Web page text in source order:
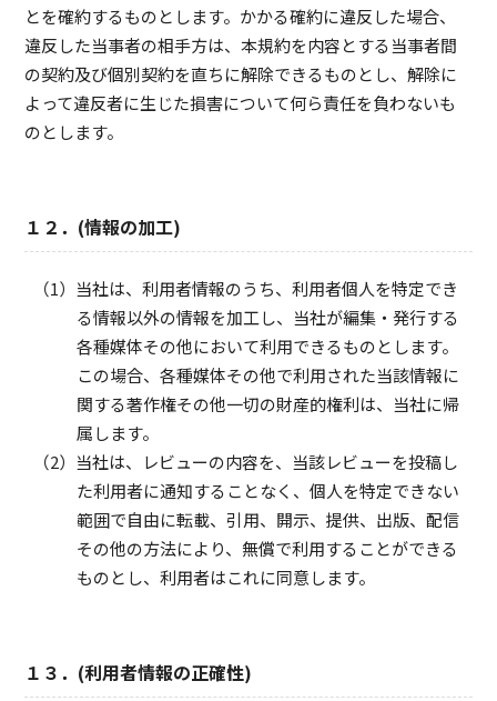
とを確約するものとします。かかる確約に違反した場合、
違反した当事者の相手方は、本規約を内容とする当事者間
の契約及び個別契約を直ちに解除できるものとし、解除に
よって違反者に生じた損害について何ら責任を負わないも
のとします。
１２．(情報の加工)
当社は、利用者情報のうち、利用者個人を特定でき
る情報以外の情報を加工し、当社が編集・発行する
各種媒体その他において利用できるものとします。
この場合、各種媒体その他で利用された当該情報に
関する著作権その他一切の財産的権利は、当社に帰
属します。
当社は、レビューの内容を、当該レビューを投稿し
た利用者に通知することなく、個人を特定できない
範囲で自由に転載、引用、開示、提供、出版、配信
その他の方法により、無償で利用することができる
ものとし、利用者はこれに同意します。
１３．(利用者情報の正確性)